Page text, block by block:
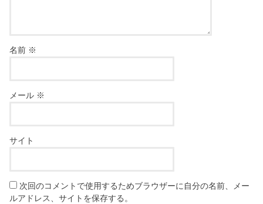
名前 ※
メール ※
サイト
次回のコメントで使用するためブラウザーに自分の名前、メー
ルアドレス、サイトを保存する。